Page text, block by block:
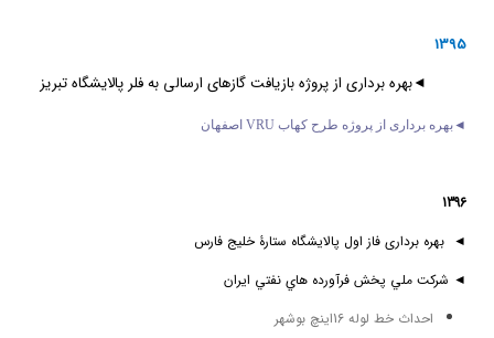
1395
◄بهره برداری از پروژه بازیافت گازهای ارسالی به فلر پالایشگاه تبریز
◄بهره برداری از پروژه طرح کهاب VRU اصفهان
1396
◄ بهره برداری فاز اول پالایشگاه ستارۀ خلیج فارس
◄ شركت ملي پخش فرآورده هاي نفتي ايران
احداث خط لوله 16اينچ بوشهر